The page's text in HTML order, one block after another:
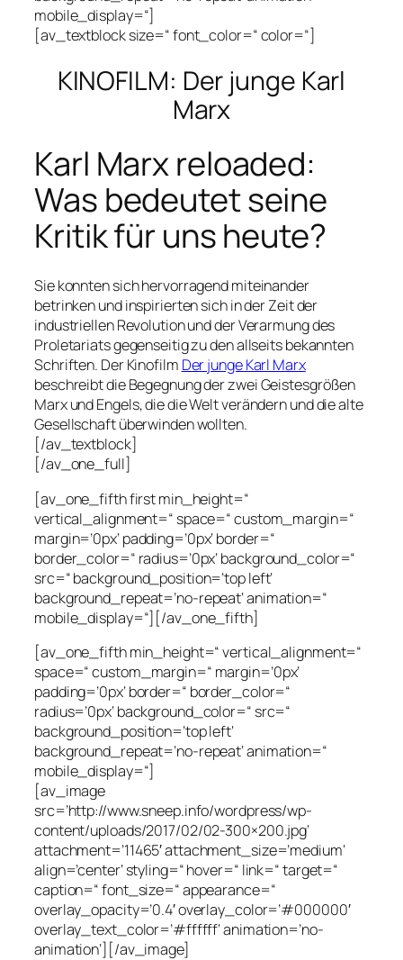
mobile_display=“]
[av_textblock size=“ font_color=“ color=“]
KINOFILM: Der junge Karl
Marx
Karl Marx reloaded:
Was bedeutet seine
Kritik für uns heute?
Sie konnten sich hervorragend miteinander
betrinken und inspirierten sich in der Zeit der
industriellen Revolution und der Verarmung des
Proletariats gegenseitig zu den allseits bekannten
Schriften. Der Kinofilm Der junge Karl Marx
beschreibt die Begegnung der zwei Geistesgrößen
Marx und Engels, die die Welt verändern und die alte
Gesellschaft überwinden wollten.
[/av_textblock]
[/av_one_full]
[av_one_fifth first min_height=“
vertical_alignment=“ space=“ custom_margin=“
margin=’0px‘ padding=’0px‘ border=“
border_color=“ radius=’0px‘ background_color=“
src=“ background_position=’top left‘
background_repeat=’no-repeat‘ animation=“
mobile_display=“][/av_one_fifth]
[av_one_fifth min_height=“ vertical_alignment=“
space=“ custom_margin=“ margin=’0px‘
padding=’0px‘ border=“ border_color=“
radius=’0px‘ background_color=“ src=“
background_position=’top left‘
background_repeat=’no-repeat‘ animation=“
mobile_display=“]
[av_image
src=’http://www.sneep.info/wordpress/wp-
content/uploads/2017/02/02-300×200.jpg‘
attachment=’11465′ attachment_size=’medium‘
align=’center‘ styling=“ hover=“ link=“ target=“
caption=“ font_size=“ appearance=“
overlay_opacity=’0.4′ overlay_color=’#000000′
overlay_text_color=’#ffffff‘ animation=’no-
animation‘][/av_image]